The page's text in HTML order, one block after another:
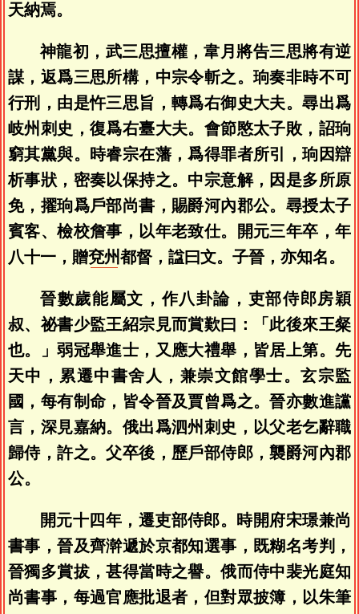
天納焉。
神龍初，武三思擅權，韋月將告三思將有逆
謀，返爲三思所構，中宗令斬之。珦奏非時不可
行刑，由是忤三思旨，轉爲右御史大夫。尋出爲
岐州刺史，復爲右臺大夫。會節愍太子敗，詔珦
窮其黨與。時睿宗在藩，爲得罪者所引，珦因辯
析事狀，密奏以保持之。中宗意解，因是多所原
免，擢珦爲戶部尚書，賜爵河內郡公。尋授太子
賓客、檢校詹事，以年老致仕。開元三年卒，年
八十一，贈兗州都督，諡曰文。子晉，亦知名。
晉數歲能屬文，作八卦論，吏部侍郎房穎
叔、祕書少監王紹宗見而賞歎曰：「此後來王粲
也。」弱冠舉進士，又應大禮舉，皆居上第。先
天中，累遷中書舍人，兼崇文館學士。玄宗監
國，每有制命，皆令晉及賈曾爲之。晉亦數進讜
言，深見嘉納。俄出爲泗州刺史，以父老乞辭職
歸侍，許之。父卒後，歷戶部侍郎，襲爵河內郡
公。
開元十四年，遷吏部侍郎。時開府宋璟兼尚
書事，晉及齊澣遞於京都知選事，既糊名考判，
晉獨多賞拔，甚得當時之譽。俄而侍中裴光庭知
尚書事，每過官應批退者，但對眾披簿，以朱筆